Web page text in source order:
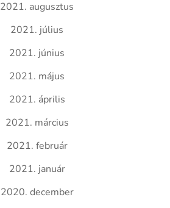
2021. augusztus
2021. július
2021. június
2021. május
2021. április
2021. március
2021. február
2021. január
2020. december